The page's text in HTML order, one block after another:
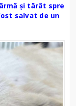
și târât spre
salvat de un